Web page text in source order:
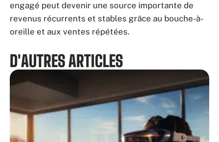
engagé peut devenir une source importante de
revenus récurrents et stables grâce au bouche-à-
oreille et aux ventes répétées.
D'AUTRES ARTICLES